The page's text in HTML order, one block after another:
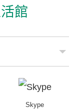
館
Skype